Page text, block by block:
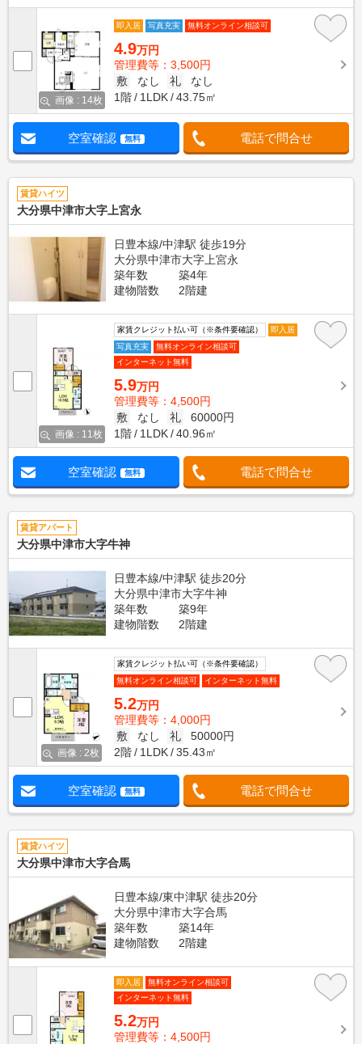
画像 : 14枚
即入居 写真充実 無料オンライン相談可
4.9万円
管理費等：3,500円
敷
なし 礼
なし
1階
1LDK 43.75㎡
空室確認 無料 電話で問合せ
賃貸ハイツ
大分県中津市大字上宮永
日豊本線/中津駅 徒歩19分
大分県中津市大字上宮永
築年数
築4年
建物階数
2階建
画像 : 11枚
家賃クレジット払い可（※条件要確認）
即入居
写真充実
無料オンライン相談可
インターネット無料
5.9万円
管理費等：4,500円
敷
なし 礼
60000円
1階
1LDK 40.96㎡
空室確認 無料 電話で問合せ
賃貸アパート
大分県中津市大字牛神
日豊本線/中津駅 徒歩20分
大分県中津市大字牛神
築年数
築9年
建物階数
2階建
画像 : 2枚
家賃クレジット払い可（※条件要確認）
無料オンライン相談可
インターネット無料
5.2万円
管理費等：4,000円
敷
なし 礼
50000円
2階
1LDK 35.43㎡
空室確認 無料 電話で問合せ
賃貸ハイツ
大分県中津市大字合馬
日豊本線/東中津駅 徒歩20分
大分県中津市大字合馬
築年数
築14年
建物階数
2階建
即入居
無料オンライン相談可
インターネット無料
5.2万円
管理費等：4,500円